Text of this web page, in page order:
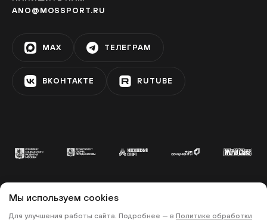
ANO@MOSSPORT.RU
MAX ТЕЛЕГРАМ
ВКОНТАКТЕ RUTUBE
© 2022 «МОСКОВСКИЙ СПОРТ»
• ПОЛИТИКА КОНФИДЕНЦИАЛЬНОСТИ •
Мы используем cookies
Для улучшения работы сайта. Подробнее — в Политике обработки